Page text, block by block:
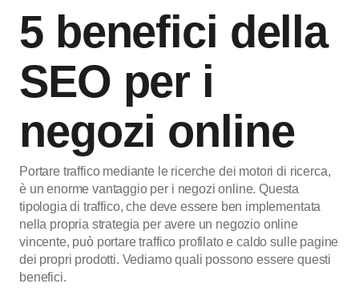
5 benefici della
SEO per i
negozi online
Portare traffico mediante le ricerche dei motori di ricerca,
è un enorme vantaggio per i negozi online. Questa
tipologia di traffico, che deve essere ben implementata
nella propria strategia per avere un negozio online
vincente, può portare traffico profilato e caldo sulle pagine
dei propri prodotti. Vediamo quali possono essere questi
benefici.